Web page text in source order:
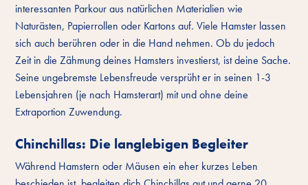
interessanten Parkour aus natürlichen Materialien wie
Naturästen, Papierrollen oder Kartons auf. Viele Hamster lassen
sich auch berühren oder in die Hand nehmen. Ob du jedoch
Zeit in die Zähmung deines Hamsters investierst, ist deine Sache.
Seine ungebremste Lebensfreude versprüht er in seinen 1-3
Lebensjahren (je nach Hamsterart) mit und ohne deine
Extraportion Zuwendung.
Chinchillas: Die langlebigen Begleiter
Während Hamstern oder Mäusen ein eher kurzes Leben